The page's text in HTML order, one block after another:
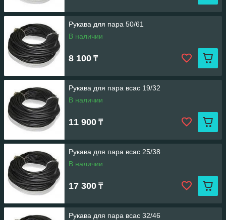
Рукава для пара 50/61
В наличии
8 100 ₸
Рукава для пара всас 19/32
В наличии
11 900 ₸
Рукава для пара всас 25/38
В наличии
17 300 ₸
Рукава для пара всас 32/46